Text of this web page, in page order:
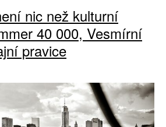
nic než kulturní
40 000, Vesmírní
pravice